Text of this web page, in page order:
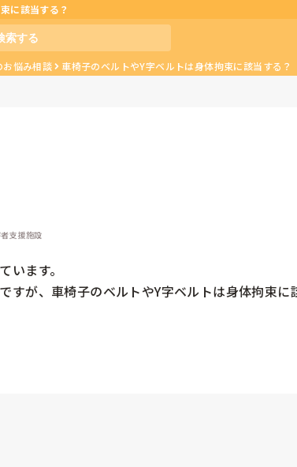
に該当する？
お悩み相談 車椅子のベルトやY字ベルトは身体拘束に該当する？
支援施設
います。